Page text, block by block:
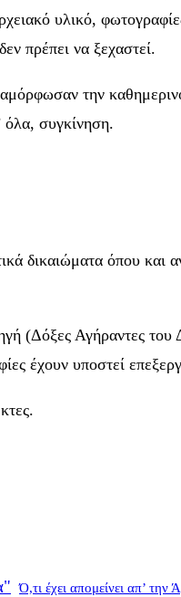
υλικό,
πρέπει να ξεχαστεί.
την
όλα, συγκίνηση.
δικαιώματα όπου και
(Δόξες Αγήραντες
έχουν υποστεί
Ό,τι έχει απομείνει απ’ την